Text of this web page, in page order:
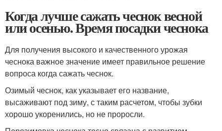
Когда лучше сажать чеснок весной
или осенью. Время посадки чеснока
Для получения высокого и качественного урожая
чеснока важное значение имеет правильное решение
вопроса когда сажать чеснок.
Озимый чеснок, как указывает его название,
высаживают под зиму, с таким расчетом, чтобы зубки
хорошо укоренились, но не проросли.